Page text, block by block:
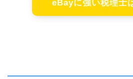
eBayに強い税理士